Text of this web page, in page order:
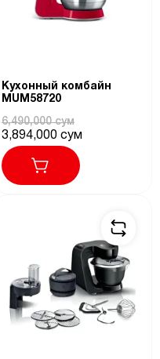
Кухонный комбайн
MUM58720
6,490,000 сум
3,894,000 сум